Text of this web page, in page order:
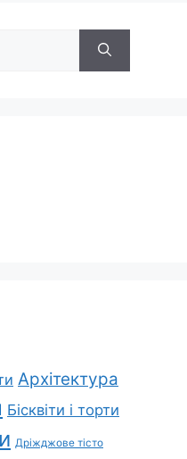
Архітектура
Бісквіти і торти
Дріжджове тісто